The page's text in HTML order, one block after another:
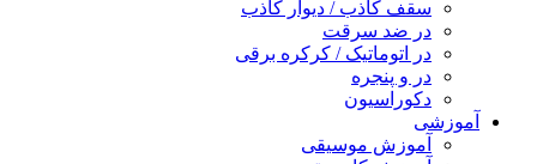
سقف کاذب / دیوار کاذب
در ضد سرقت
در اتوماتیک / کرکره برقی
در و پنجره
دکوراسیون
آموزشی
آموزش موسیقی